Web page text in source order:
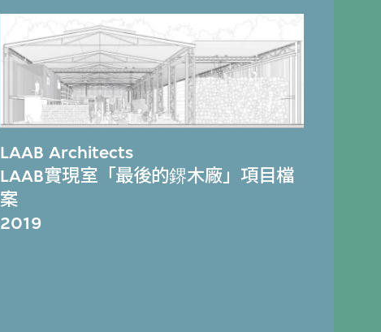
LAAB Architects
LAAB實現室「最後的鎅木廠」項目檔
案
2019